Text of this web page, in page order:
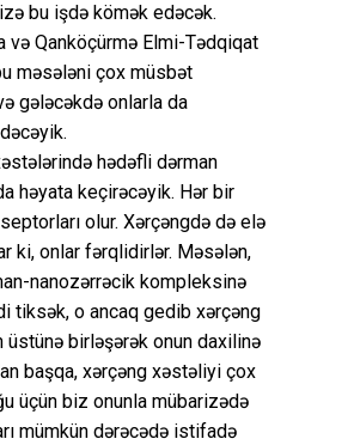
bu işdə kömək edəcək.
və Qanköçürmə Elmi-Tədqiqat
məsələni çox müsbət
gələcəkdə onlarla da
hədəfli dərman
həyata keçirəcəyik. Hər bir
olur. Xərçəngdə də elə
ki, onlar fərqlidirlər. Məsələn,
nanozərrəcik kompleksinə
tiksək, o ancaq gedib xərçəng
üstünə birləşərək onun daxilinə
başqa, xərçəng xəstəliyi çox
üçün biz onunla mübarizədə
mümkün dərəcədə istifadə